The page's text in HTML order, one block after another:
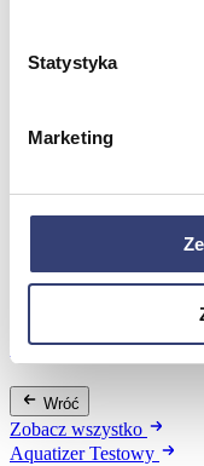
Statystyka
Marketing
Zdrowie i uroda
Wróć
Zobacz wszystko
Wynajem
Wróć
Zobacz wszystko
Aquatizer Testowy